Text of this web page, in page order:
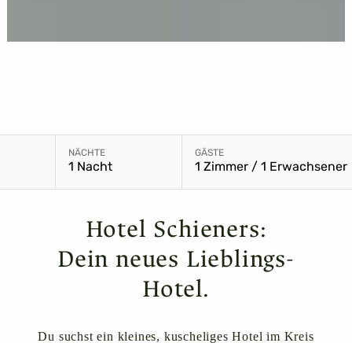
NÄCHTE
1 Nacht
GÄSTE
1 Zimmer / 1 Erwachsener
Hotel Schieners:
Dein neues Lieblings-
Hotel.
Du suchst ein kleines, kuscheliges Hotel im Kreis